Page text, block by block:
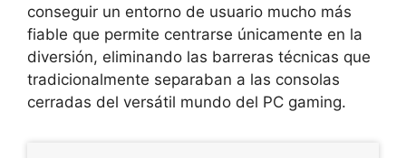
conseguir un entorno de usuario mucho más
fiable que permite centrarse únicamente en la
diversión, eliminando las barreras técnicas que
tradicionalmente separaban a las consolas
cerradas del versátil mundo del PC gaming.